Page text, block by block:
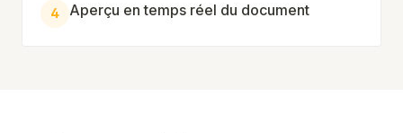
4 Aperçu en temps réel du document